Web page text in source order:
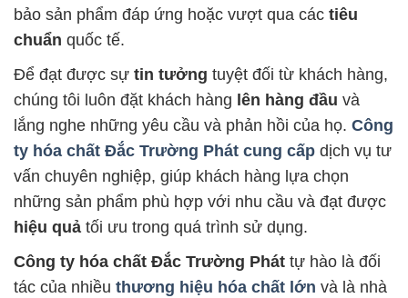
bảo sản phẩm đáp ứng hoặc vượt qua các tiêu
chuẩn quốc tế.
Để đạt được sự tin tưởng tuyệt đối từ khách hàng,
chúng tôi luôn đặt khách hàng lên hàng đầu và
lắng nghe những yêu cầu và phản hồi của họ. Công
ty hóa chất Đắc Trường Phát cung cấp dịch vụ tư
vấn chuyên nghiệp, giúp khách hàng lựa chọn
những sản phẩm phù hợp với nhu cầu và đạt được
hiệu quả tối ưu trong quá trình sử dụng.
Công ty hóa chất Đắc Trường Phát tự hào là đối
tác của nhiều thương hiệu hóa chất lớn và là nhà